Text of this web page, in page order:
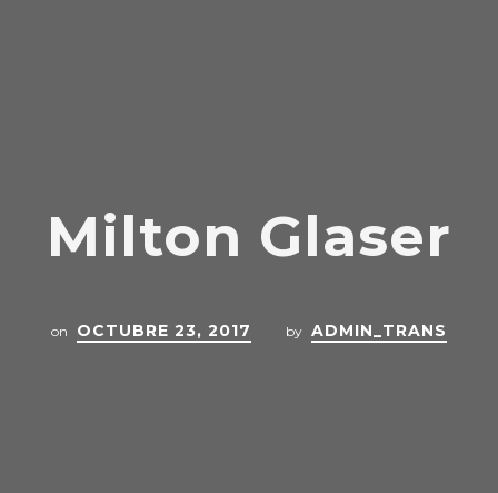
Milton Glaser
on OCTUBRE 23, 2017 by ADMIN_TRANS